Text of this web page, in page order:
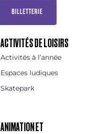
BILLETTERIE
ACTIVITÉS DE LOISIRS
Activités à l’année
Espaces ludiques
Skatepark
ANIMATION ET